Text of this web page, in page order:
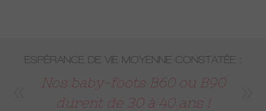
ESPÉRANCE DE VIE MOYENNE CONSTATÉE :
Nos baby-foots B60 ou B90
durent de 30 à 40 ans !